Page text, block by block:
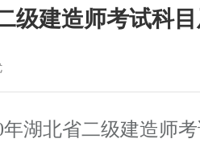
级建造师考试科
年湖北省二级建造师